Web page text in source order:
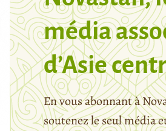
média
d’Asie
En vous abonnant à
soutenez le seul média